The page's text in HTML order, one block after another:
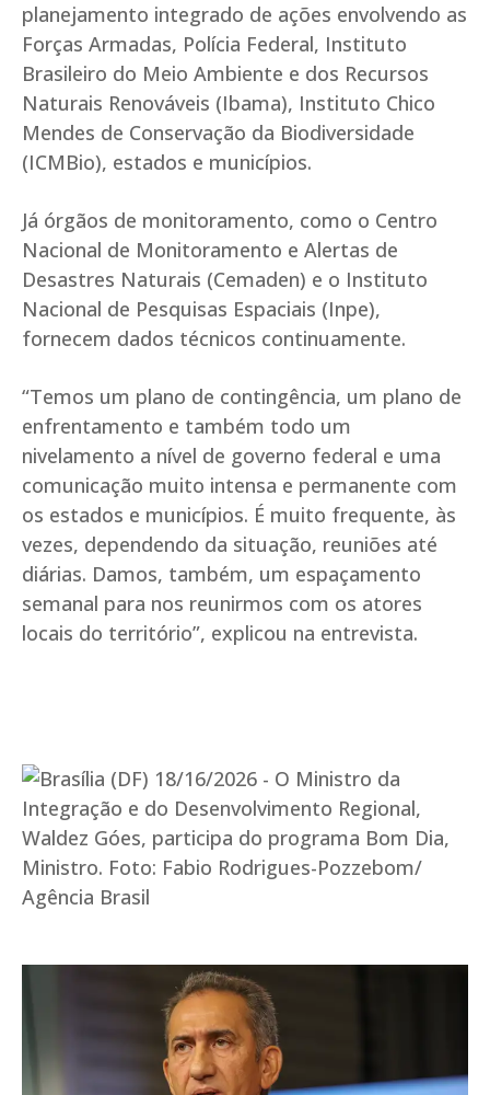
planejamento integrado de ações envolvendo as
Forças Armadas, Polícia Federal, Instituto
Brasileiro do Meio Ambiente e dos Recursos
Naturais Renováveis (Ibama), Instituto Chico
Mendes de Conservação da Biodiversidade
(ICMBio), estados e municípios.
Já órgãos de monitoramento, como o Centro
Nacional de Monitoramento e Alertas de
Desastres Naturais (Cemaden) e o Instituto
Nacional de Pesquisas Espaciais (Inpe),
fornecem dados técnicos continuamente.
“Temos um plano de contingência, um plano de
enfrentamento e também todo um
nivelamento a nível de governo federal e uma
comunicação muito intensa e permanente com
os estados e municípios. É muito frequente, às
vezes, dependendo da situação, reuniões até
diárias. Damos, também, um espaçamento
semanal para nos reunirmos com os atores
locais do território”, explicou na entrevista.